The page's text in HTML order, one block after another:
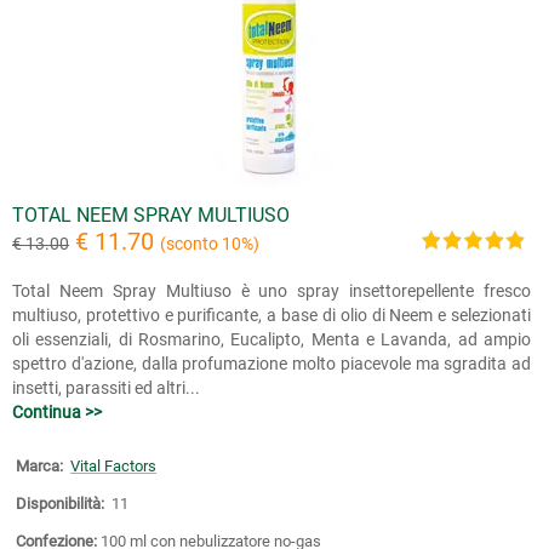
TOTAL NEEM SPRAY MULTIUSO
€ 13.00 € 11.70 (sconto 10%)
Total Neem Spray Multiuso è uno spray insettorepellente fresco
multiuso, protettivo e purificante, a base di olio di Neem e selezionati
oli essenziali, di Rosmarino, Eucalipto, Menta e Lavanda, ad ampio
spettro d'azione, dalla profumazione molto piacevole ma sgradita ad
insetti, parassiti ed altri...
Continua >>
Marca: Vital Factors
Disponibilità: 11
Confezione: 100 ml con nebulizzatore no-gas